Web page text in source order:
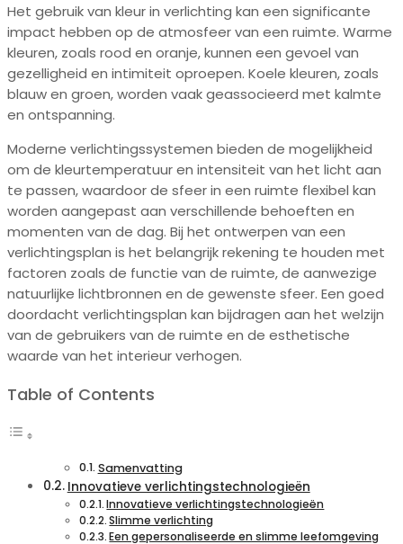
Het gebruik van kleur in verlichting kan een significante
impact hebben op de atmosfeer van een ruimte. Warme
kleuren, zoals rood en oranje, kunnen een gevoel van
gezelligheid en intimiteit oproepen. Koele kleuren, zoals
blauw en groen, worden vaak geassocieerd met kalmte
en ontspanning.
Moderne verlichtingssystemen bieden de mogelijkheid
om de kleurtemperatuur en intensiteit van het licht aan
te passen, waardoor de sfeer in een ruimte flexibel kan
worden aangepast aan verschillende behoeften en
momenten van de dag. Bij het ontwerpen van een
verlichtingsplan is het belangrijk rekening te houden met
factoren zoals de functie van de ruimte, de aanwezige
natuurlijke lichtbronnen en de gewenste sfeer. Een goed
doordacht verlichtingsplan kan bijdragen aan het welzijn
van de gebruikers van de ruimte en de esthetische
waarde van het interieur verhogen.
Table of Contents
Samenvatting
Innovatieve verlichtingstechnologieën
Innovatieve verlichtingstechnologieën
Slimme verlichting
Een gepersonaliseerde en slimme leefomgeving